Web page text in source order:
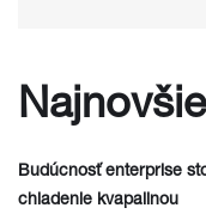
Budúcnosť enterprise
chladenie kvapalinou